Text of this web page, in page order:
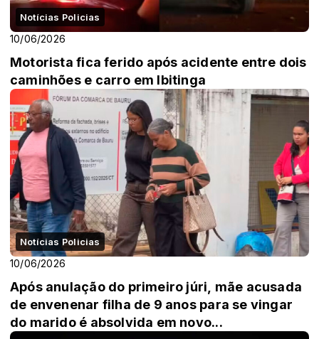
Notícias Policias
10/06/2026
Motorista fica ferido após acidente entre dois
caminhões e carro em Ibitinga
Notícias Policias
10/06/2026
Após anulação do primeiro júri, mãe acusada
de envenenar filha de 9 anos para se vingar
do marido é absolvida em novo...